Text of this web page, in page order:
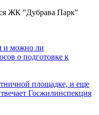
ЖК "Дубрава Парк"
и можно ли
о подготовке к
площадке, и еще
Госжилинспекция